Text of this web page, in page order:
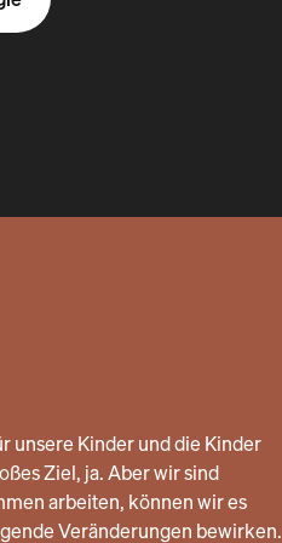
unsere Kinder und die Kinder
Ziel, ja. Aber wir sind
arbeiten, können wir es
Veränderungen bewirken.